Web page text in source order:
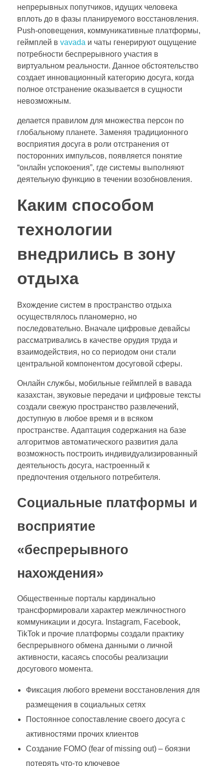
непрерывных попутчиков, идущих человека
вплоть до в фазы планируемого восстановления.
Push-оповещения, коммуникативные платформы,
геймплей в vavada и чаты генерируют ощущение
потребности беспрерывного участия в
виртуальном реальности. Данное обстоятельство
создает инновационный категорию досуга, когда
полное отстранение оказывается в сущности
невозможным.
делается правилом для множества персон по
глобальному планете. Заменяя традиционного
восприятия досуга в роли отстранения от
посторонних импульсов, появляется понятие
“онлайн успокоения”, где системы выполняют
деятельную функцию в течении возобновления.
Каким способом
технологии
внедрились в зону
отдыха
Вхождение систем в пространство отдыха
осуществлялось планомерно, но
последовательно. Вначале цифровые девайсы
рассматривались в качестве орудия труда и
взаимодействия, но со периодом они стали
центральной компонентом досуговой сферы.
Онлайн службы, мобильные геймплей в вавада
казахстан, звуковые передачи и цифровые тексты
создали свежую пространство развлечений,
доступную в любое время и в всяком
пространстве. Адаптация содержания на базе
алгоритмов автоматического развития дала
возможность построить индивидуализированный
деятельность досуга, настроенный к
предпочтения отдельного потребителя.
Социальные платформы и
восприятие
«беспрерывного
нахождения»
Общественные порталы кардинально
трансформировали характер межличностного
коммуникации и досуга. Instagram, Facebook,
TikTok и прочие платформы создали практику
беспрерывного обмена данными о личной
активности, касаясь способы реализации
досугового момента.
Фиксация любого времени восстановления для
размещения в социальных сетях
Постоянное сопоставление своего досуга с
активностями прочих клиентов
Создание FOMO (fear of missing out) – боязни
потерять что-то ключевое